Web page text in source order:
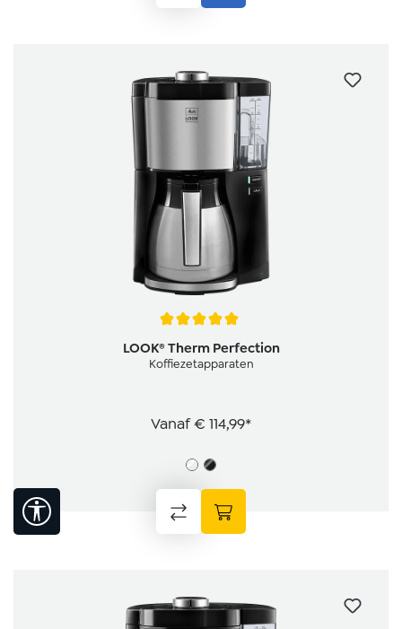
Gemiddelde waardering van 5 van 5 sterren
LOOK® Therm Perfection
Koffiezetapparaten
Vanaf€ 114,99*
Toon werkbalk